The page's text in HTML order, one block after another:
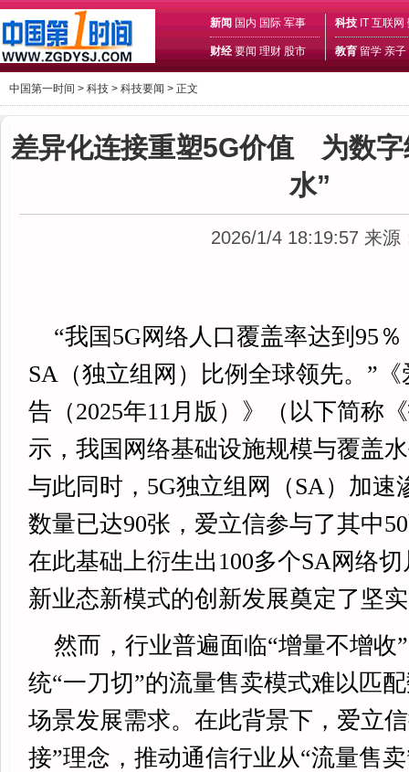
新闻 国内 国际 军事
财经 要闻 理财 股市
科技 IT 互联网
教育 留学 亲子
中国第一时间 > 科技 > 科技要闻 > 正文
差异化连接重塑5G价值 为数字
水”
2026/1/4 18:19:57 来源
“我国5G网络人口覆盖率达到95
SA（独立组网）比例全球领先。”
告（2025年11月版）》（以下简称
示，我国网络基础设施规模与覆盖
与此同时，5G独立组网（SA）加速
数量已达90张，爱立信参与了其中
在此基础上衍生出100多个SA网络
新业态新模式的创新发展奠定了坚
然而，行业普遍面临“增量不增收
统“一刀切”的流量售卖模式难以匹
场景发展需求。在此背景下，爱立
接”理念，推动通信行业从“流量售